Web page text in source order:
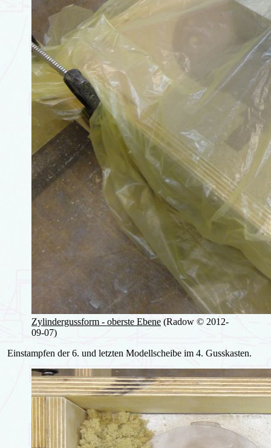
Zylindergussform - oberste Ebene (Radow © 2012-
09-07)
Einstampfen der 6. und letzten Modellscheibe im 4. Gusskasten.